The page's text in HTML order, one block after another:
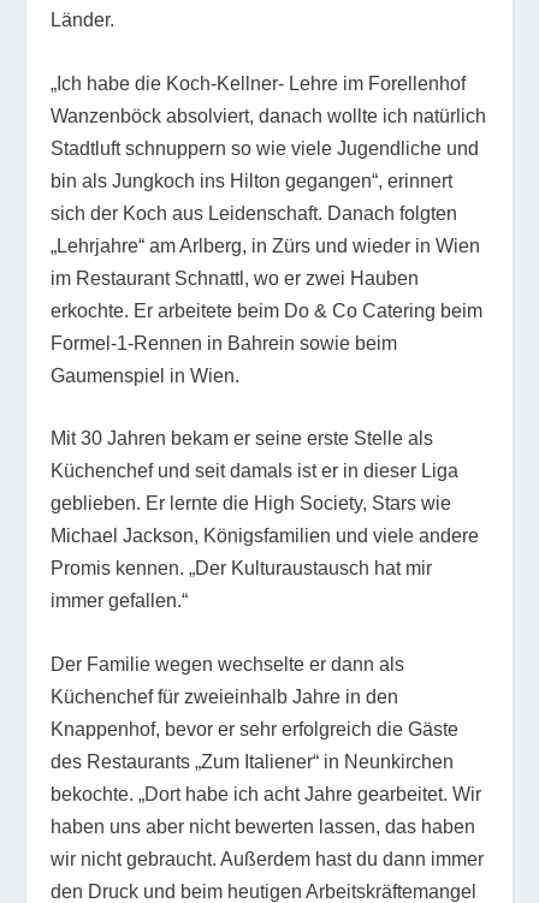
Länder.
„Ich habe die Koch-Kellner- Lehre im Forellenhof
Wanzenböck absolviert, danach wollte ich natürlich
Stadtluft schnuppern so wie viele Jugendliche und
bin als Jungkoch ins Hilton gegangen“, erinnert
sich der Koch aus Leidenschaft. Danach folgten
„Lehrjahre“ am Arlberg, in Zürs und wieder in Wien
im Restaurant Schnattl, wo er zwei Hauben
erkochte. Er arbeitete beim Do & Co Catering beim
Formel-1-Rennen in Bahrein sowie beim
Gaumenspiel in Wien.
Mit 30 Jahren bekam er seine erste Stelle als
Küchenchef und seit damals ist er in dieser Liga
geblieben. Er lernte die High Society, Stars wie
Michael Jackson, Königsfamilien und viele andere
Promis kennen. „Der Kulturaustausch hat mir
immer gefallen.“
Der Familie wegen wechselte er dann als
Küchenchef für zweieinhalb Jahre in den
Knappenhof, bevor er sehr erfolgreich die Gäste
des Restaurants „Zum Italiener“ in Neunkirchen
bekochte. „Dort habe ich acht Jahre gearbeitet. Wir
haben uns aber nicht bewerten lassen, das haben
wir nicht gebraucht. Außerdem hast du dann immer
den Druck und beim heutigen Arbeitskräftemangel